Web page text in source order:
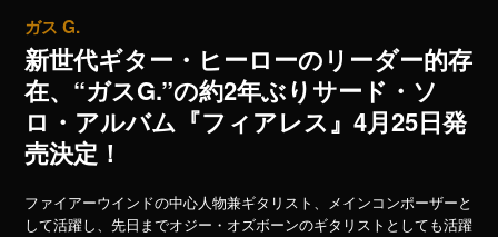
ガス G.
新世代ギター・ヒーローのリーダー的存
在、“ガスG.”の約2年ぶりサード・ソ
ロ・アルバム『フィアレス』4月25日発
売決定！
ファイアーウインドの中心人物兼ギタリスト、メインコンポーザーと
して活躍し、先日までオジー・オズボーンのギタリストとしても活躍